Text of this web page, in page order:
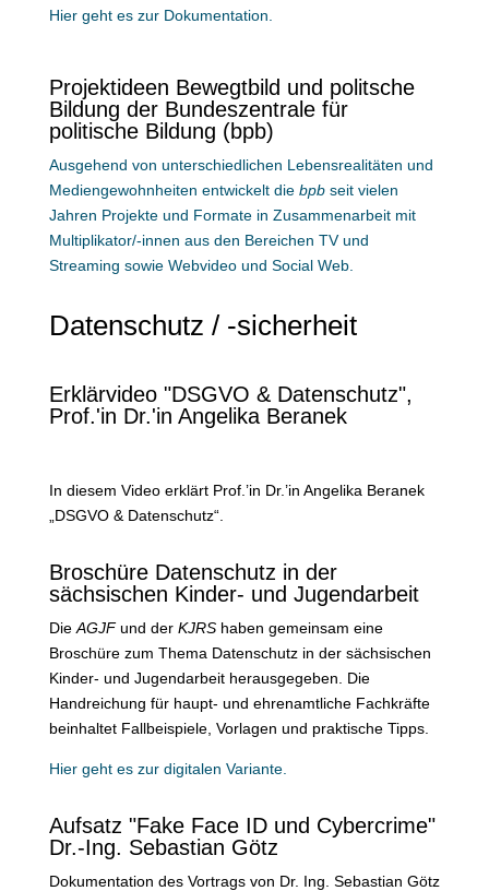
Hier geht es zur Dokumentation.
Projektideen Bewegtbild und politsche
Bildung der Bundeszentrale für
politische Bildung (bpb)
Ausgehend von unterschiedlichen Lebensrealitäten und
Mediengewohnheiten entwickelt die bpbseit vielen
Jahren Projekte und Formate in Zusammenarbeit mit
Multiplikator/-innen aus den Bereichen TV und
Streaming sowie Webvideo und Social Web.
Datenschutz / -sicherheit
Erklärvideo "DSGVO & Datenschutz",
Prof.'in Dr.'in Angelika Beranek
In diesem Video erklärt Prof.’in Dr.’in Angelika Beranek
„DSGVO & Datenschutz“.
Broschüre Datenschutz in der
sächsischen Kinder- und Jugendarbeit
Die AGJFund der KJRShaben gemeinsam eine
Broschüre zum Thema Datenschutz in der sächsischen
Kinder- und Jugendarbeit herausgegeben. Die
Handreichung für haupt- und ehrenamtliche Fachkräfte
beinhaltet Fallbeispiele, Vorlagen und praktische Tipps.
Hier geht es zur digitalen Variante.
Aufsatz "Fake Face ID und Cybercrime"
Dr.-Ing. Sebastian Götz
Dokumentation des Vortrags von Dr. Ing. Sebastian Götz